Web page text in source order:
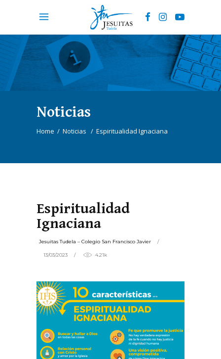
Noticias
Home / Noticias / Espiritualidad Ignaciana
Espiritualidad
Ignaciana
Jesuitas Tudela – Colegio San Francisco Javier
13/03/2023 4.21k